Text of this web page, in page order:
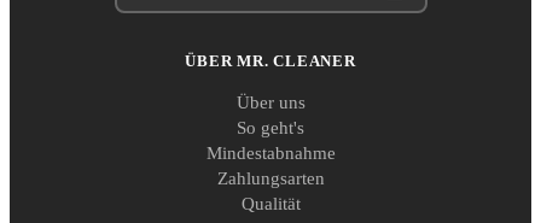
ÜBER MR. CLEANER
Über uns
So geht's
Mindestabnahme
Zahlungsarten
Qualität